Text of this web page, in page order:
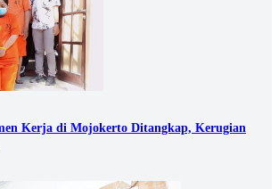
Kerja di Mojokerto Ditangkap, Kerugian